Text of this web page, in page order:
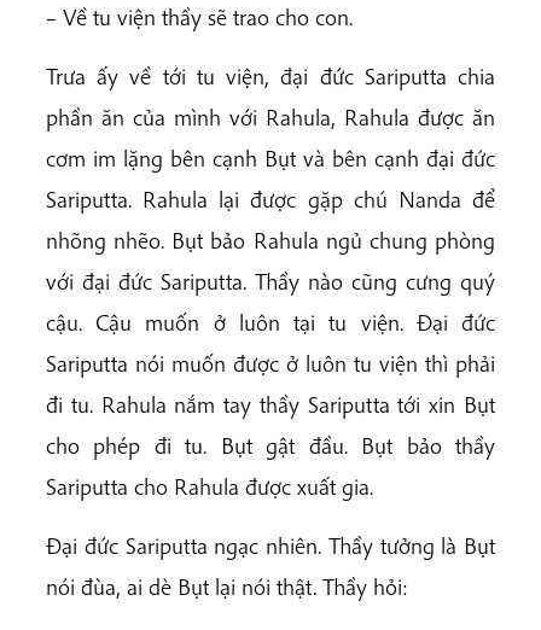
– Về tu viện thầy sẽ trao cho con.
Trưa ấy về tới tu viện, đại đức Sariputta chia
phần ăn của mình với Rahula, Rahula được ăn
cơm im lặng bên cạnh Bụt và bên cạnh đại đức
Sariputta. Rahula lại được gặp chú Nanda để
nhõng nhẽo. Bụt bảo Rahula ngủ chung phòng
với đại đức Sariputta. Thầy nào cũng cưng quý
cậu. Cậu muốn ở luôn tại tu viện. Đại đức
Sariputta nói muốn được ở luôn tu viện thì phải
đi tu. Rahula nắm tay thầy Sariputta tới xin Bụt
cho phép đi tu. Bụt gật đầu. Bụt bảo thầy
Sariputta cho Rahula được xuất gia.
Đại đức Sariputta ngạc nhiên. Thầy tưởng là Bụt
nói đùa, ai dè Bụt lại nói thật. Thầy hỏi: